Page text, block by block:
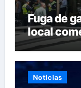
Fuga de
local
Noticias